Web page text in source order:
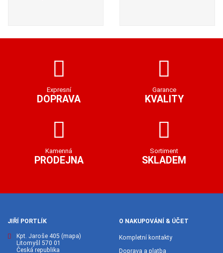
Expresní
DOPRAVA
Garance
KVALITY
Kamenná
PRODEJNA
Sortiment
SKLADEM
JIŘÍ PORTLÍK
Kpt. Jaroše 405 (mapa)
Litomyšl 570 01
Česká republika
O NAKUPOVÁNÍ & ÚČET
Kompletní kontakty
Doprava a platba